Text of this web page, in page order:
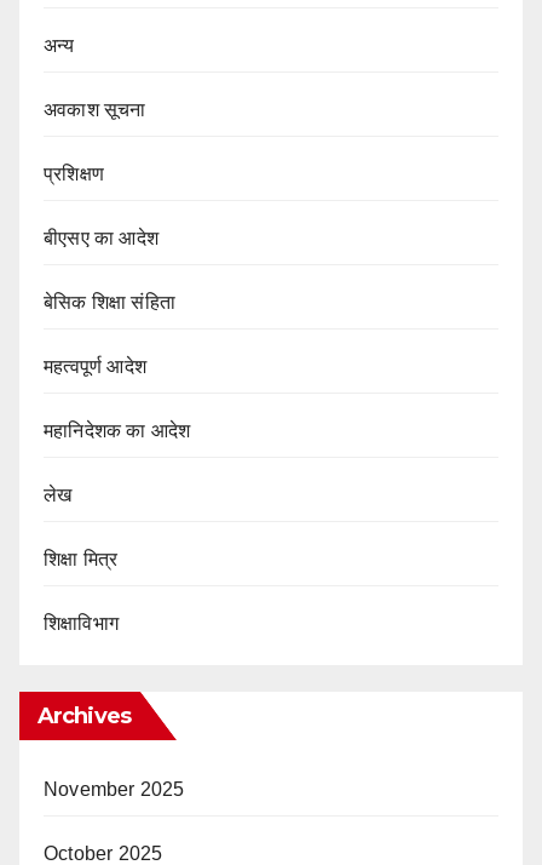
अन्य
अवकाश सूचना
प्रशिक्षण
बीएसए का आदेश
बेसिक शिक्षा संहिता
महत्वपूर्ण आदेश
महानिदेशक का आदेश
लेख
शिक्षा मित्र
शिक्षाविभाग
Archives
November 2025
October 2025